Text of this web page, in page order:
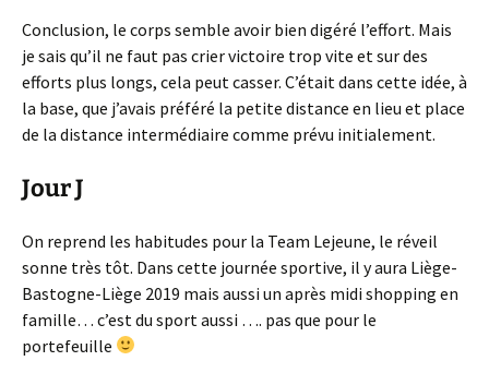
Conclusion, le corps semble avoir bien digéré l’effort. Mais
je sais qu’il ne faut pas crier victoire trop vite et sur des
efforts plus longs, cela peut casser. C’était dans cette idée, à
la base, que j’avais préféré la petite distance en lieu et place
de la distance intermédiaire comme prévu initialement.
Jour J
On reprend les habitudes pour la Team Lejeune, le réveil
sonne très tôt. Dans cette journée sportive, il y aura Liège-
Bastogne-Liège 2019 mais aussi un après midi shopping en
famille… c’est du sport aussi …. pas que pour le
portefeuille